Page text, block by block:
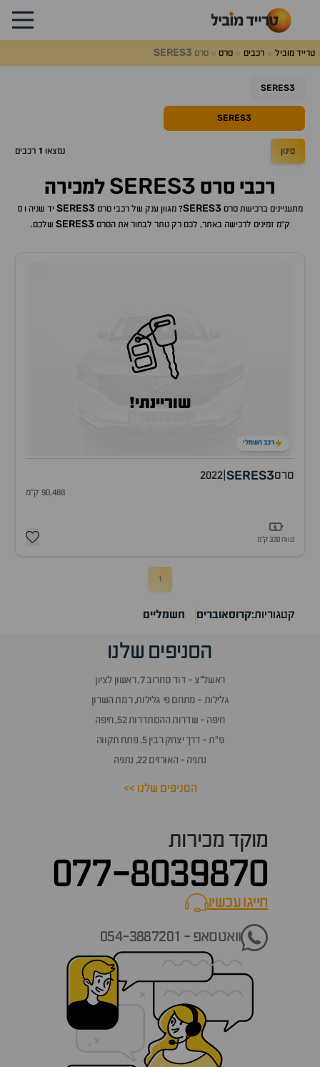
טרייד מוביל רכבים סרס סרס SERES3
SERES3
SERES3
סינון נמצאו 1 רכבים
רכבי סרס SERES3 למכירה
מתעניינים ברכישתסרס SERES3? מגוון ענק של רכביסרס SERES3
יד שניה ו 0
ק"מ זמינים לרכישה באתר, לכם רק נותר לבחור את הסרס SERES3 שלכם.
שוריינתי!
רכב חשמלי
סרסSERES3
2022
90,488 ק"מ
טווח 330 ק״מ
1
קטגוריות:קרוסאוברים חשמליים
הסניפים שלנו
ראשל״צ - דוד סחרוב 7, ראשון לציון
גלילות - מתחם פי גלילות, רמת השרון
חיפה - שדרות ההסתדרות 52, חיפה
פ״ת - דרך יצחק רבין 5, פתח תקווה
נתניה - האורזים 22, נתניה
הסניפים שלנו >>
מוקד מכירות
077-8039870
חייגו עכשיוcall now
וואטסאפ - 054-3887201